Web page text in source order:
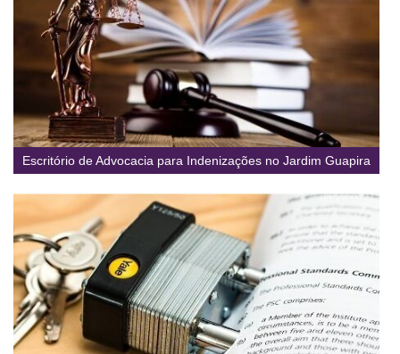
Escritório de Advocacia para Indenizações no Jardim Guapira